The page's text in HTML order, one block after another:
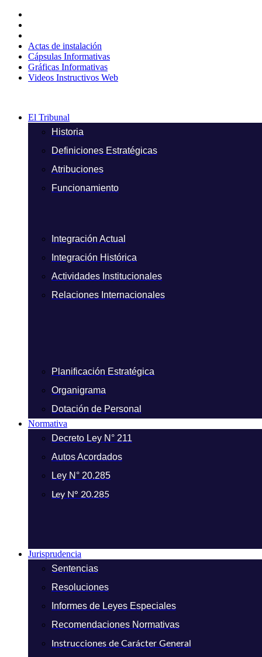
contenido
Actas de instalación
Cápsulas Informativas
Gráficas Informativas
Videos Instructivos Web
El Tribunal
Historia
Definiciones Estratégicas
Atribuciones
Funcionamiento
Integración Actual
Integración Histórica
Actividades Institucionales
Relaciones Internacionales
Planificación Estratégica
Organigrama
Dotación de Personal
Normativa
Decreto Ley N° 211
Autos Acordados
Ley N° 20.285
Ley N° 20.285
Jurisprudencia
Sentencias
Resoluciones
Informes de Leyes Especiales
Recomendaciones Normativas
Instrucciones de Carácter General